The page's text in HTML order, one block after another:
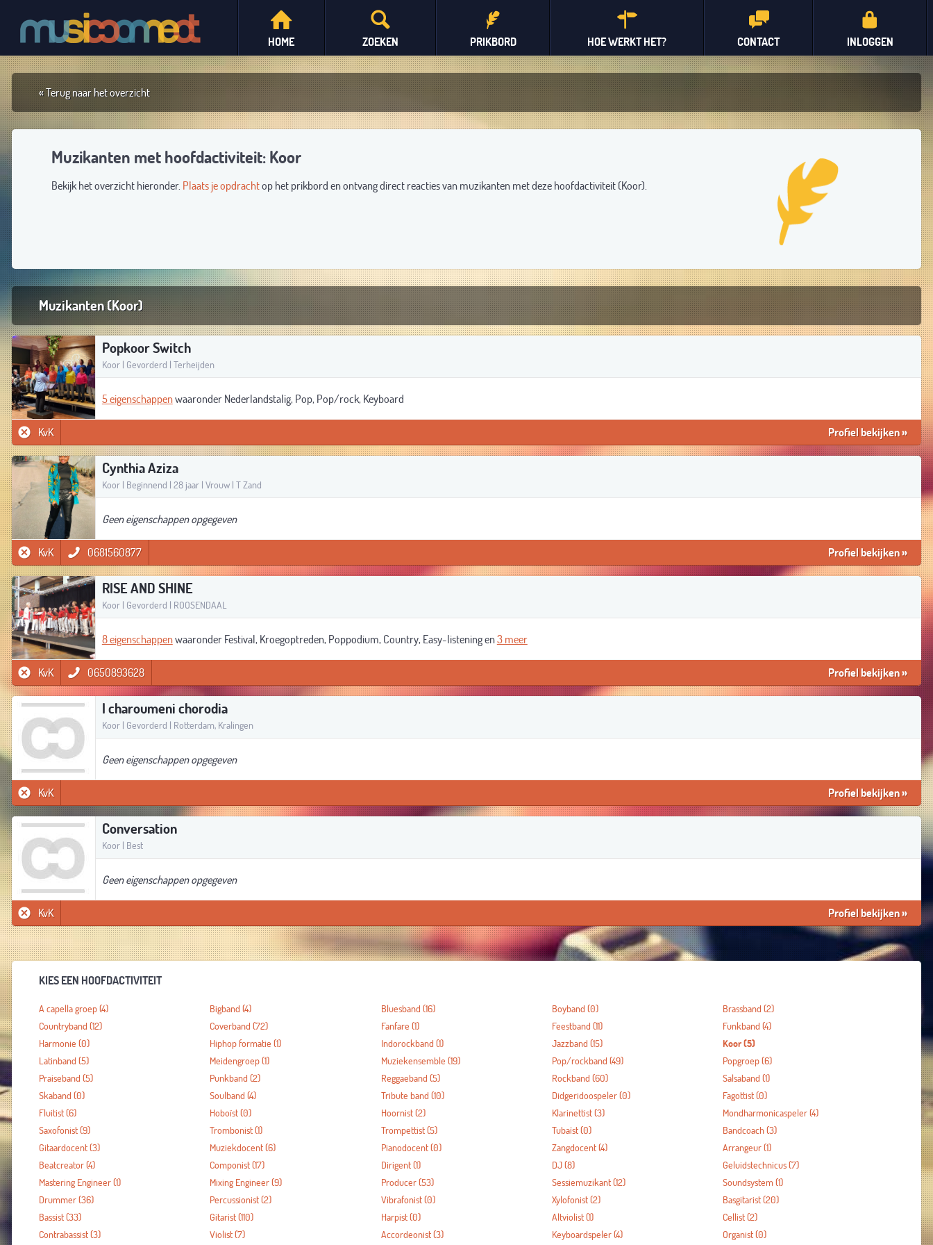
INLOGGEN
CONTACT
HOE WERKT HET?
PRIKBORD
ZOEKEN
HOME
« Terug naar het overzicht
Muzikanten met hoofdactiviteit: Koor
Bekijk het overzicht hieronder. Plaats je opdrachtop het prikbord en ontvang direct reacties van muzikanten met deze hoofdactiviteit (Koor).
Muzikanten (Koor)
Popkoor Switch
Koor | Gevorderd | Terheijden
5 eigenschappenwaaronder Nederlandstalig, Pop, Pop/rock, Keyboard
KvK Profiel bekijken»
Cynthia Aziza
Koor | Beginnend | 28 jaar | Vrouw | T Zand
Geen eigenschappen opgegeven
KvK 0681560877 Profiel bekijken»
RISE AND SHINE
Koor | Gevorderd | ROOSENDAAL
8 eigenschappenwaaronder Festival, Kroegoptreden, Poppodium, Country, Easy-listening en3 meer
KvK 0650893628 Profiel bekijken»
I charoumeni chorodia
Koor | Gevorderd | Rotterdam, Kralingen
Geen eigenschappen opgegeven
KvK Profiel bekijken»
Conversation
Koor | Best
Geen eigenschappen opgegeven
KvK Profiel bekijken»
KIES EEN HOOFDACTIVITEIT
A capella groep(4) Bigband (4) Bluesband (16) Boyband (0) Brassband (2)
Countryband (12) Coverband (72) Fanfare (1) Feestband (11) Funkband (4)
Harmonie (0) Hiphop formatie (1) Indorockband (1) Jazzband (15) Koor(5)
Latinband (5) Meidengroep(1) Muziekensemble (19) Pop/rockband (49) Popgroep(6)
Praiseband (5) Punkband (2) Reggaeband (5) Rockband (60) Salsaband (1)
Skaband (0) Soulband (4) Tribute band (10) Didgeridoospeler(0) Fagottist(0)
Fluitist(6) Hoboïst(0) Hoornist(2) Klarinettist(3) Mondharmonicaspeler(4)
Saxofonist(9) Trombonist(1) Trompettist(5) Tubaïst(0) Bandcoach(3)
Gitaardocent(3) Muziekdocent(6) Pianodocent(0) Zangdocent(4) Arrangeur(1)
Beatcreator(4) Componist(17) Dirigent(1) DJ(8) Geluidstechnicus(7)
Mastering Engineer(1) Mixing Engineer(9) Producer(53) Sessiemuzikant(12) Soundsystem(1)
Drummer(36) Percussionist(2) Vibrafonist(0) Xylofonist(2) Basgitarist(20)
Bassist(33) Gitarist(110) Harpist(0) Altviolist(1) Cellist(2)
Contrabassist(3) Violist(7) Accordeonist(3) Keyboardspeler(4) Organist(0)